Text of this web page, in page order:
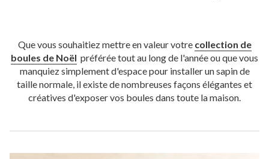
Que vous souhaitiez mettre en valeur votre collection de
boules de Noël préférée tout au long de l'année ou que vous
manquiez simplement d'espace pour installer un sapin de
taille normale, il existe de nombreuses façons élégantes et
créatives d'exposer vos boules dans toute la maison.